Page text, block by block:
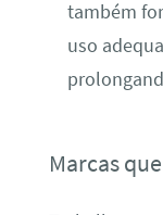
também
uso
Marcas